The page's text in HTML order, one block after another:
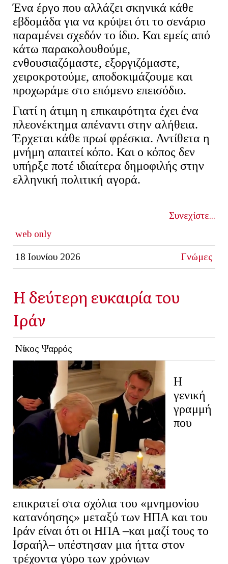
Ένα έργο που αλλάζει σκηνικά κάθε
εβδομάδα για να κρύψει ότι το σενάριο
παραμένει σχεδόν το ίδιο. Και εμείς από
κάτω παρακολουθούμε,
ενθουσιαζόμαστε, εξοργιζόμαστε,
χειροκροτούμε, αποδοκιμάζουμε και
προχωράμε στο επόμενο επεισόδιο.
Γιατί η άτιμη η επικαιρότητα έχει ένα
πλεονέκτημα απέναντι στην αλήθεια.
Έρχεται κάθε πρωί φρέσκια. Αντίθετα η
μνήμη απαιτεί κόπο. Και ο κόπος δεν
υπήρξε ποτέ ιδιαίτερα δημοφιλής στην
ελληνική πολιτική αγορά.
Συνεχίστε...
web only
18 Ιουνίου 2026 Γνώμες
Η δεύτερη ευκαιρία του
Ιράν
Νίκος Ψαρρός
Η
γενική
γραμμή
που
επικρατεί στα σχόλια του «μνημονίου
κατανόησης» μεταξύ των ΗΠΑ και του
Ιράν είναι ότι οι ΗΠΑ –και μαζί τους το
Ισραήλ– υπέστησαν μια ήττα στον
τρέχοντα γύρο των χρόνιων